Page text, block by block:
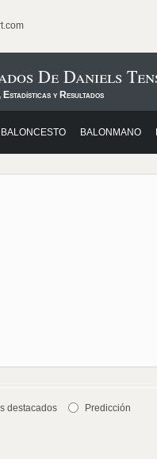
De Daniels
y Resultados
BALONCESTO BALONMANO
destacados Predicción